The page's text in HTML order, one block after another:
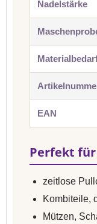
Nadelstärke
EAN
Perfekt
zeitlose
Kombiteile,
Mützen,